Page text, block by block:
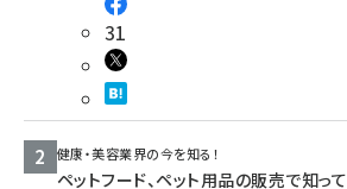
31
健康・美容業界の今を知る！
ペットフード、ペット用品の販売で知って